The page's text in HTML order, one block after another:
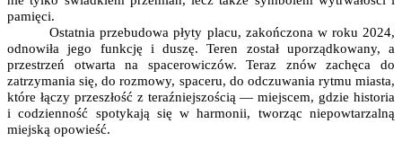
pamięci.
Ostatnia przebudowa płyty placu, zakończona w roku 2024,
odnowiła jego funkcję i duszę. Teren został uporządkowany, a
przestrzeń otwarta na spacerowiczów. Teraz znów zachęca do
zatrzymania się, do rozmowy, spaceru, do odczuwania rytmu miasta,
które łączy przeszłość z teraźniejszością — miejscem, gdzie historia
i codzienność spotykają się w harmonii, tworząc niepowtarzalną
miejską opowieść.